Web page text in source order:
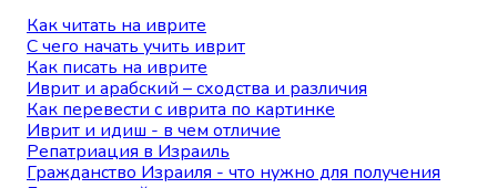
Как читать на иврите
С чего начать учить иврит
Как писать на иврите
Иврит и арабский – сходства и различия
Как перевести с иврита по картинке
Иврит и идиш - в чем отличие
Репатриация в Израиль
Гражданство Израиля - что нужно для получения